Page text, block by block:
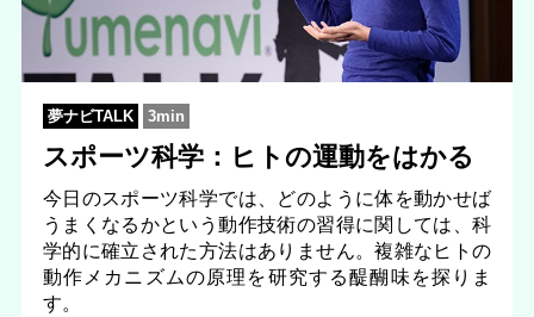
夢ナビTALK 3min
スポーツ科学：ヒトの運動をはかる
今日のスポーツ科学では、どのように体を動かせば
うまくなるかという動作技術の習得に関しては、科
学的に確立された方法はありません。複雑なヒトの
動作メカニズムの原理を研究する醍醐味を探りま
す。